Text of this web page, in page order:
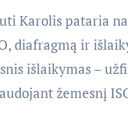
Karolis pataria
diafragmą ir
išlaikymas –
žemesnį